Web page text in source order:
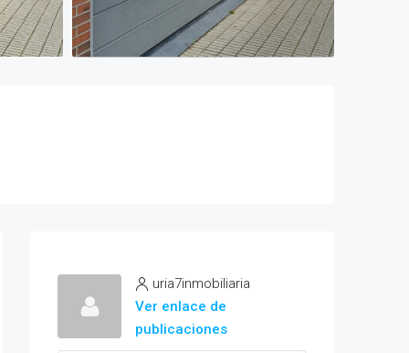
uria7inmobiliaria
Ver enlace de
publicaciones